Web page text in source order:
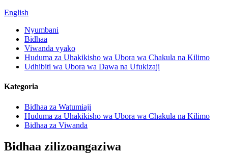
English
Nyumbani
Bidhaa
Viwanda vyako
Huduma za Uhakikisho wa Ubora wa Chakula na Kilimo
Udhibiti wa Ubora wa Dawa na Ufukizaji
Kategoria
Bidhaa za Watumiaji
Huduma za Uhakikisho wa Ubora wa Chakula na Kilimo
Bidhaa za Viwanda
Bidhaa zilizoangaziwa